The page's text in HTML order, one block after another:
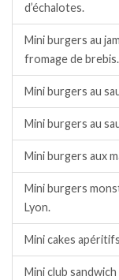
d’échalotes.
Mini burgers au
fromage de brebis.
Mini burgers au
Mini burgers au
Mini burgers aux
Mini burgers
Lyon.
Mini cakes
Mini club sandwich